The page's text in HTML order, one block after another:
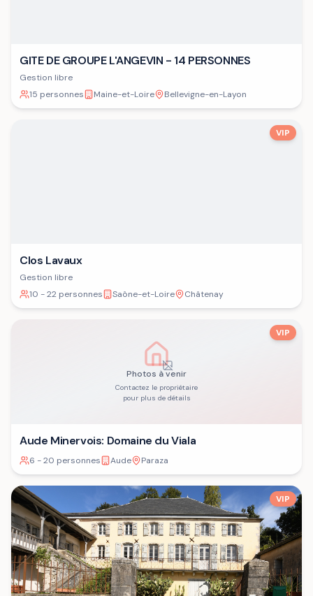
GITE DE GROUPE L'ANGEVIN - 14 PERSONNES
Gestion libre
15 personnes
Maine-et-Loire Bellevigne-en-Layon
VIP
Clos Lavaux
Gestion libre
10 - 22 personnes
Saône-et-Loire Châtenay
Photos à venir
Contactez le propriétaire
pour plus de détails
VIP
Aude Minervois: Domaine du Viala
6 - 20 personnes Aude Paraza
VIP